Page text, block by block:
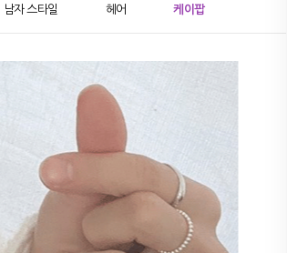
남자 스타일 헤어 케이팝